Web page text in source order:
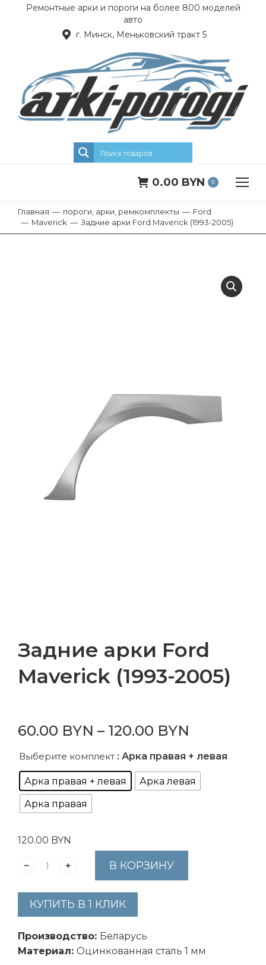
Ремонтные арки и пороги на более 800 моделей
авто
г. Минск, Меньковский тракт 5
0.00 BYN 0
Вы здесь:
Главная пороги, арки, ремкомплекты
Ford
Maverick
Задние арки Ford Maverick (1993-2005)
Задние арки Ford
Maverick (1993-2005)
60.00 BYN – 120.00 BYN
Выберите комплект : Арка правая + левая
Арка правая + левая
Арка левая
Арка правая
120.00 BYN
В КОРЗИНУ
КУПИТЬ В 1 КЛИК
Производство: Беларусь
Материал: Оцинкованная сталь 1 мм